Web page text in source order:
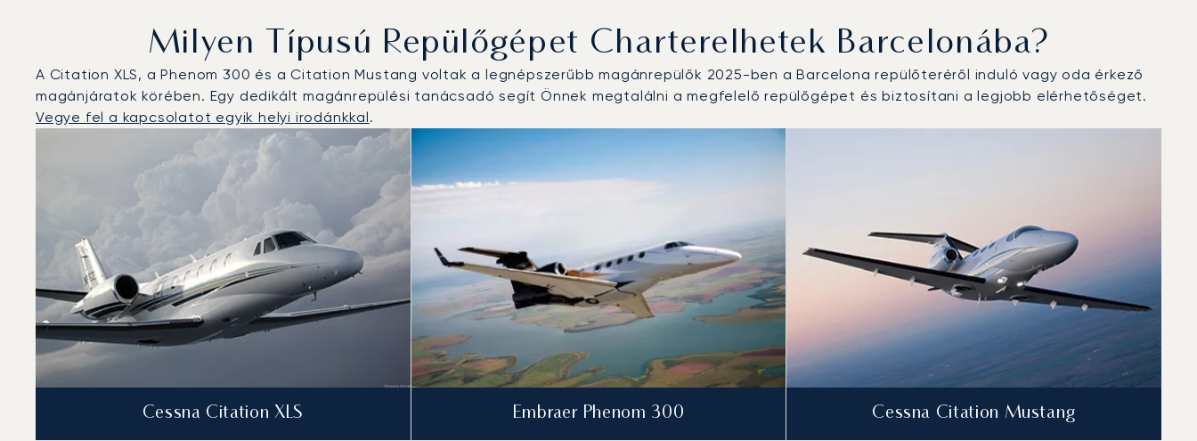
Milyen Típusú Repülőgépet Charterelhetek Barcelonába?
A Citation XLS, a Phenom 300 és a Citation Mustang voltak a legnépszerűbb magánrepülők 2025-ben a Barcelona repülőteréről induló vagy oda érkező
magánjáratok körében. Egy dedikált magánrepülési tanácsadó segít Önnek megtalálni a megfelelő repülőgépet és biztosítani a legjobb elérhetőséget.
Vegye fel a kapcsolatot egyik helyi irodánkkal.
Barcelona : A 3 legtöbbet repült repülőgép-típus a repülési forgalom száma alapján 2025-ben
Repülőgép-típus
Ülőhelyek
Sebesség (csomó)
Hatótávolság (km)
Cessna Citation XLS Embraer Phenom 300 Cessna Citation Mustang